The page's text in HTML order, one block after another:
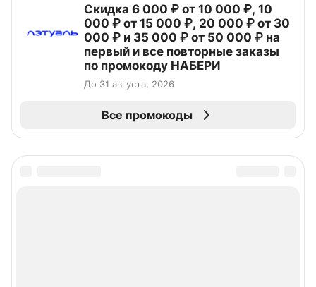
Скидка 6 000 ₽ от 10 000 ₽, 10
000 ₽ от 15 000 ₽, 20 000 ₽ от 30
000 ₽ и 35 000 ₽ от 50 000 ₽ на
первый и все повторные заказы
по промокоду НАБЕРИ
До 31 августа, 2026
Все промокоды